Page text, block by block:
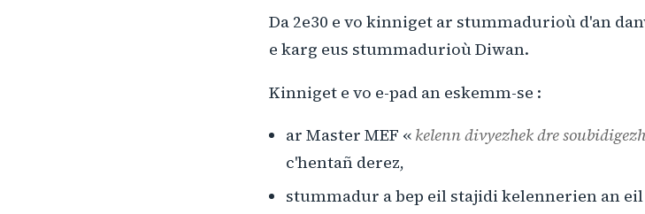
Da 2e30 e vo kinniget ar stummadurioù d'an
e karg eus stummadurioù Diwan.
Kinniget e vo e-pad an eskemm-se :
ar Master MEF « kelenn divyezhek dre soubidigezh
c'hentañ derez,
stummadur a bep eil stajidi kelennerien an eil